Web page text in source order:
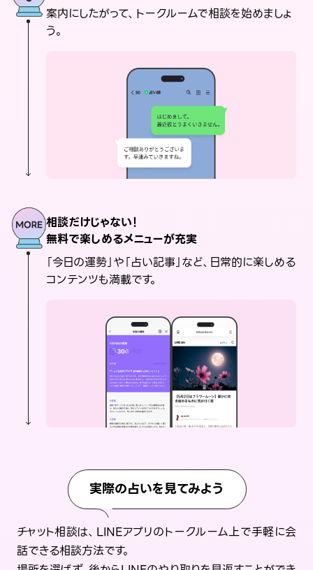
案内にしたがって、トークルームで相談を始めましょ
う。
相談だけじゃない！
無料で楽しめるメニューが充実
「今日の運勢」や「占い記事」など、日常的に楽しめる
コンテンツも満載です。
実際の占いを見てみよう
チャット相談は、LINEアプリのトークルーム上で手軽に会
話できる相談方法です。